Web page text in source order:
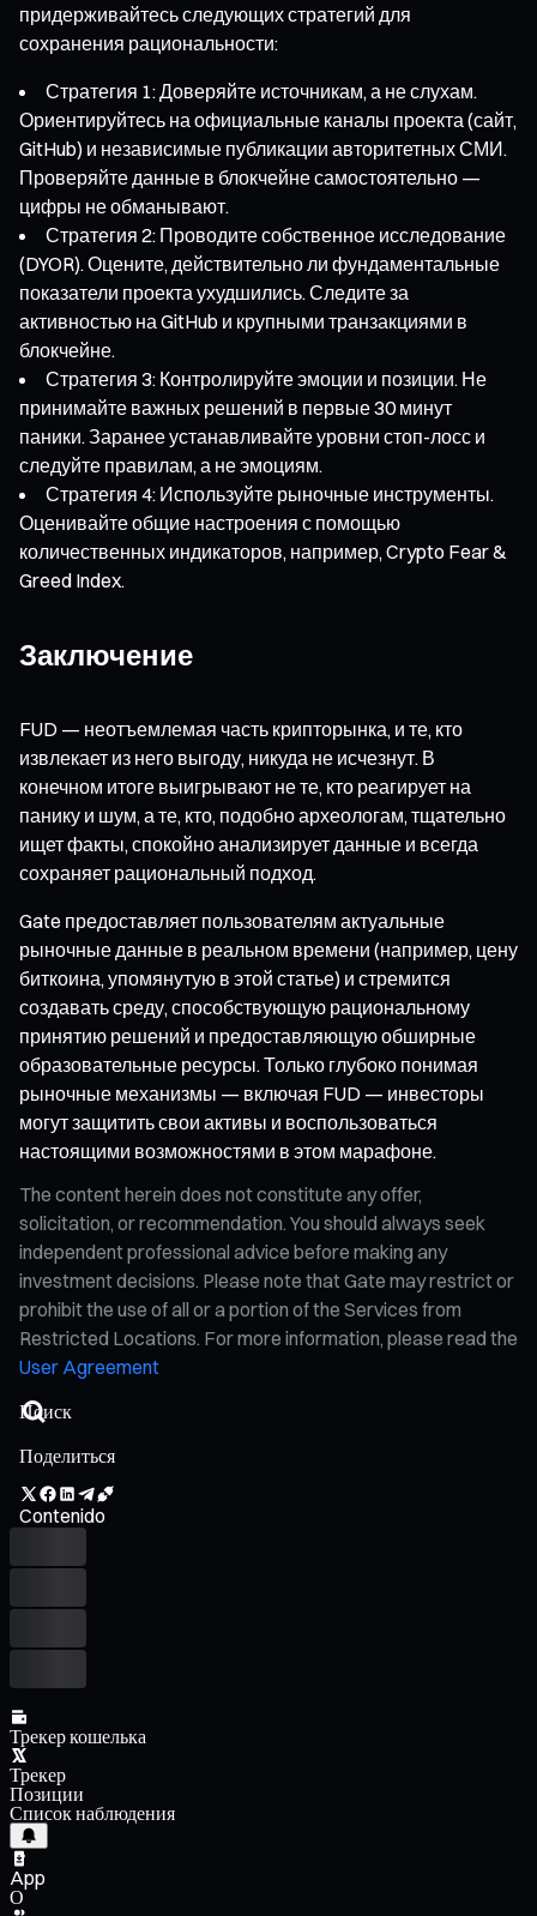
придерживайтесь следующих стратегий для
сохранения рациональности:
Стратегия 1: Доверяйте источникам, а не слухам.
Ориентируйтесь на официальные каналы проекта (сайт,
GitHub) и независимые публикации авторитетных СМИ.
Проверяйте данные в блокчейне самостоятельно —
цифры не обманывают.
Стратегия 2: Проводите собственное исследование
(DYOR). Оцените, действительно ли фундаментальные
показатели проекта ухудшились. Следите за
активностью на GitHub и крупными транзакциями в
блокчейне.
Стратегия 3: Контролируйте эмоции и позиции. Не
принимайте важных решений в первые 30 минут
паники. Заранее устанавливайте уровни стоп-лосс и
следуйте правилам, а не эмоциям.
Стратегия 4: Используйте рыночные инструменты.
Оценивайте общие настроения с помощью
количественных индикаторов, например, Crypto Fear &
Greed Index.
Заключение
FUD — неотъемлемая часть крипторынка, и те, кто
извлекает из него выгоду, никуда не исчезнут. В
конечном итоге выигрывают не те, кто реагирует на
панику и шум, а те, кто, подобно археологам, тщательно
ищет факты, спокойно анализирует данные и всегда
сохраняет рациональный подход.
Gate предоставляет пользователям актуальные
рыночные данные в реальном времени (например, цену
биткоина, упомянутую в этой статье) и стремится
создавать среду, способствующую рациональному
принятию решений и предоставляющую обширные
образовательные ресурсы. Только глубоко понимая
рыночные механизмы — включая FUD — инвесторы
могут защитить свои активы и воспользоваться
настоящими возможностями в этом марафоне.
The content herein does not constitute any offer,
solicitation, or recommendation. You should always seek
independent professional advice before making any
investment decisions. Please note that Gate may restrict or
prohibit the use of all or a portion of the Services from
Restricted Locations. For more information, please read the
User Agreement
Поделиться
Contenido
Трекер кошелька
Трекер
Позиции
Список наблюдения
App
О